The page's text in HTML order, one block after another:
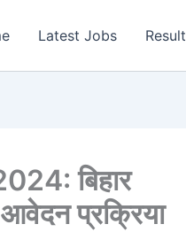
Latest Jobs Result
बिहार
प्रक्रिया